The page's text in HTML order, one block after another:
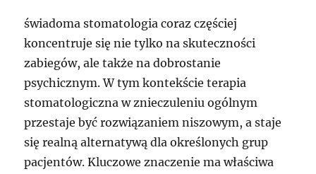
świadoma stomatologia coraz częściej
koncentruje się nie tylko na skuteczności
zabiegów, ale także na dobrostanie
psychicznym. W tym kontekście terapia
stomatologiczna w znieczuleniu ogólnym
przestaje być rozwiązaniem niszowym, a staje
się realną alternatywą dla określonych grup
pacjentów. Kluczowe znaczenie ma właściwa